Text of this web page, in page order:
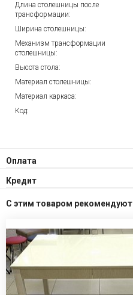
Длина столешницы после
трансформации:
Ширина столешницы:
Механизм трансформации
столешницы:
Высота стола:
Материал столешницы:
Материал каркаса:
Код:
Оплата
Кредит
С этим товаром рекомендуют